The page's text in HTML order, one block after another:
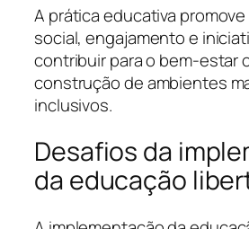
A prática educativa
social, engajamento e
contribuir para o bem-estar
construção de ambientes
inclusivos.
Desafios da
da educação